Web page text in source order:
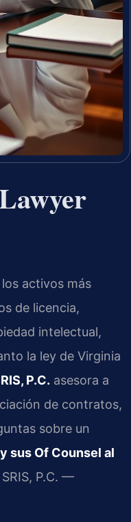
activos más
de licencia,
intelectual,
la ley de Virginia
P.C. asesora a
de contratos,
sobre un
sus Of Counsel al
P.C. —